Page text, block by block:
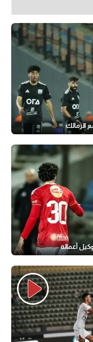
الزمالك
أعماله